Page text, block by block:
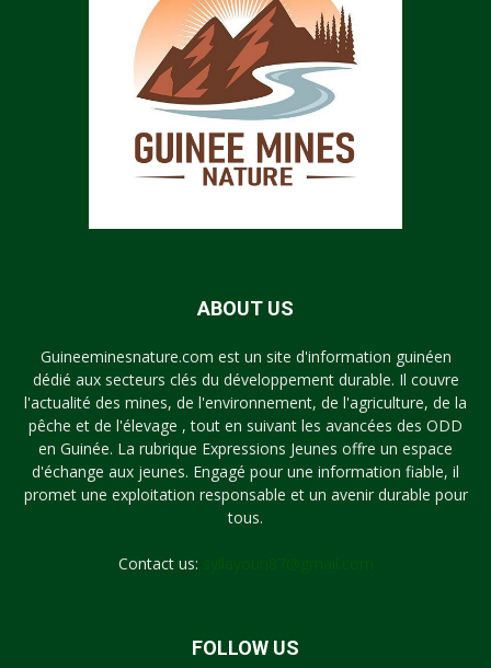
ABOUT US
Guineeminesnature.com est un site d'information guinéen
dédié aux secteurs clés du développement durable. Il couvre
l'actualité des mines, de l'environnement, de l'agriculture, de la
pêche et de l'élevage , tout en suivant les avancées des ODD
en Guinée. La rubrique Expressions Jeunes offre un espace
d'échange aux jeunes. Engagé pour une information fiable, il
promet une exploitation responsable et un avenir durable pour
tous.
Contact us:
FOLLOW US